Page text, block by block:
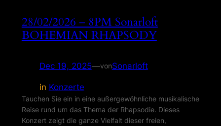
28/02/2026 – 8PM Sonarloft
BOHEMIAN RHAPSODY
Dec 19, 2025—vonSonarloft
in Konzerte
Tauchen Sie ein in eine außergewöhnliche musikalische
Reise rund um das Thema der Rhapsodie. Dieses
Konzert zeigt die ganze Vielfalt dieser freien,